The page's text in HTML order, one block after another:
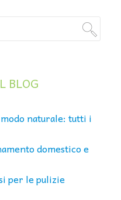
BLOG
naturale: tutti i
domestico e
per le pulizie